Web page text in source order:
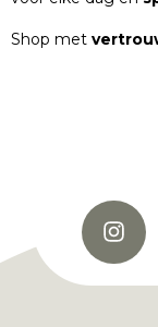
Shop met